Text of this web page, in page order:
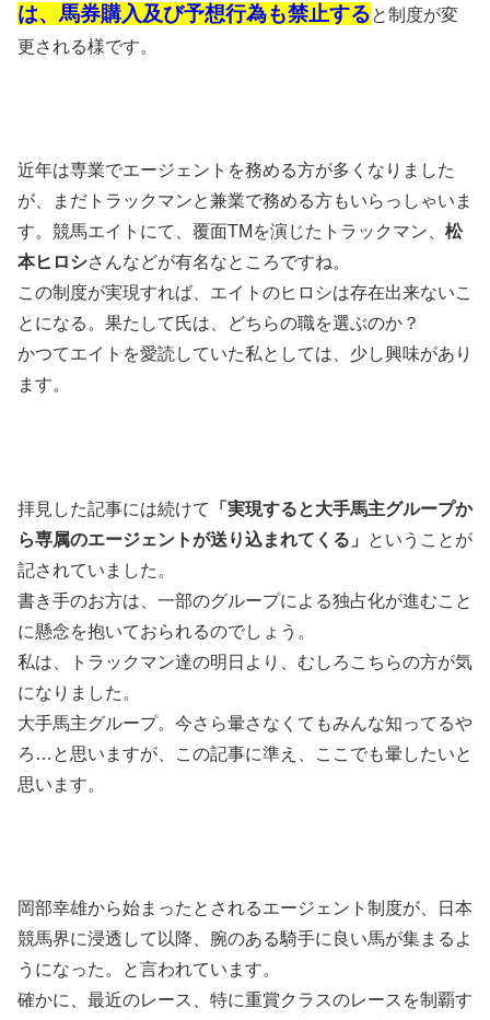
は、馬券購入及び予想行為も禁止すると制度が変
更される様です。
近年は専業でエージェントを務める方が多くなりました
が、まだトラックマンと兼業で務める方もいらっしゃいま
す。競馬エイトにて、覆面TMを演じたトラックマン、 松
本ヒロシさんなどが有名なところですね。
この制度が実現すれば、エイトのヒロシは存在出来ないこ
とになる。果たして氏は、どちらの職を選ぶのか？
かつてエイトを愛読していた私としては、少し興味があり
ます。
拝見した記事には続けて
「実現すると大手馬主グループか
ら専属のエージェントが送り込まれてくる」
ということが
記されていました。
書き手のお方は、一部のグループによる独占化が進むこと
に懸念を抱いておられるのでしょう。
私は、トラックマン達の明日より、むしろこちらの方が気
になりました。
大手馬主グループ。今さら暈さなくてもみんな知ってるや
ろ…と思いますが、この記事に準え、ここでも暈したいと
思います。
岡部幸雄から始まったとされるエージェント制度が、日本
競馬界に浸透して以降、腕のある騎手に良い馬が集まるよ
うになった。と言われています。
確かに、最近のレース、特に重賞クラスのレースを制覇す